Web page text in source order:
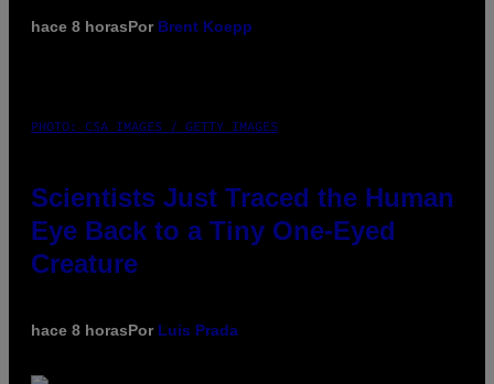
hace 8 horasPor Brent Koepp
PHOTO: CSA IMAGES / GETTY IMAGES
Scientists Just Traced the Human
Eye Back to a Tiny One-Eyed
Creature
hace 8 horasPor Luis Prada